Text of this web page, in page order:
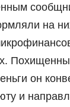
на
он
и